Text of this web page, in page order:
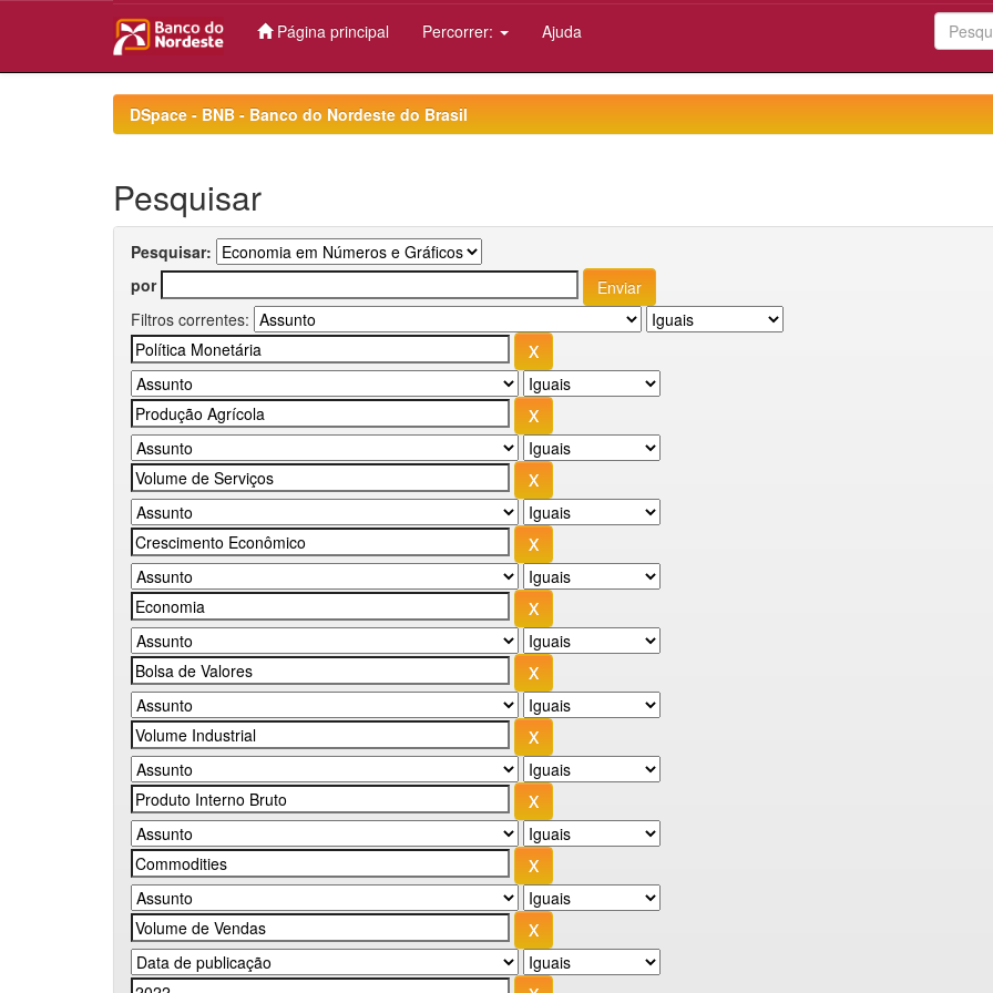
Página principal Percorrer: Ajuda
DSpace - BNB - Banco do Nordeste do Brasil
Pesquisar
Pesquisar:
por
Filtros correntes: